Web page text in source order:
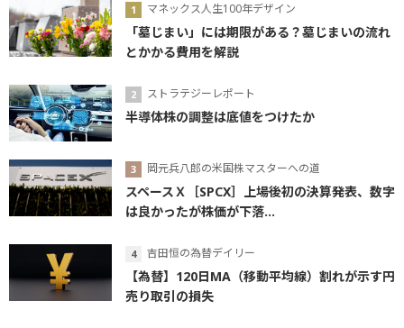
マネックス人生100年デザイン
「墓じまい」には期限がある？墓じまいの流れ
とかかる費用を解説
ストラテジーレポート
半導体株の調整は底値をつけたか
岡元兵八郎の米国株マスターへの道
スペースＸ［SPCX］上場後初の決算発表、数字
は良かったが株価が下落...
吉田恒の為替デイリー
【為替】120日MA（移動平均線）割れが示す円
売り取引の損失